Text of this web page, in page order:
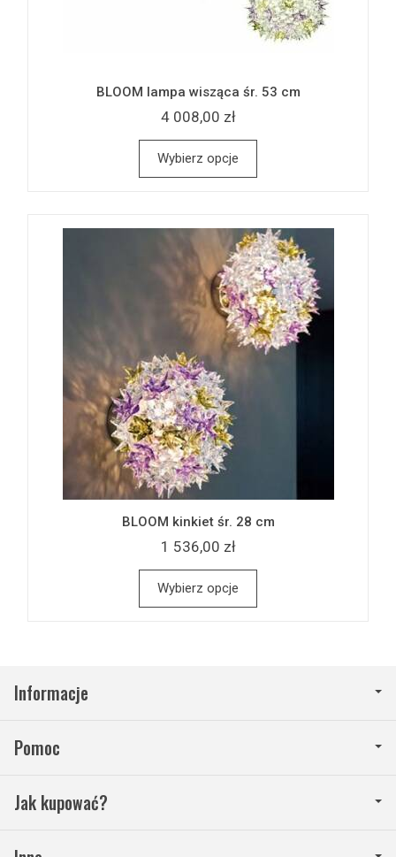
BLOOM lampa wisząca śr. 53 cm
4 008,00 zł
Wybierz opcje
BLOOM kinkiet śr. 28 cm
1 536,00 zł
Wybierz opcje
Informacje
Pomoc
Jak kupować?